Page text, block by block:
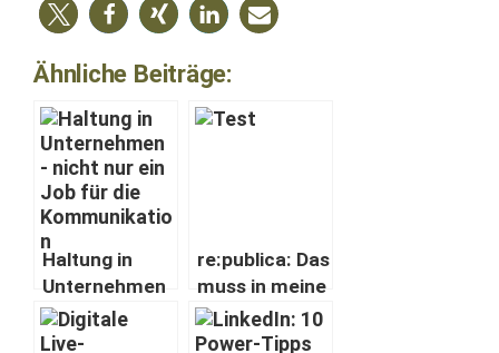
Ähnliche Beiträge:
Hal­tung in
Unternehmen
— nicht nur ein
Job für die
re:publica: Das
muss in meine
Tasche #blog­
pa­rade